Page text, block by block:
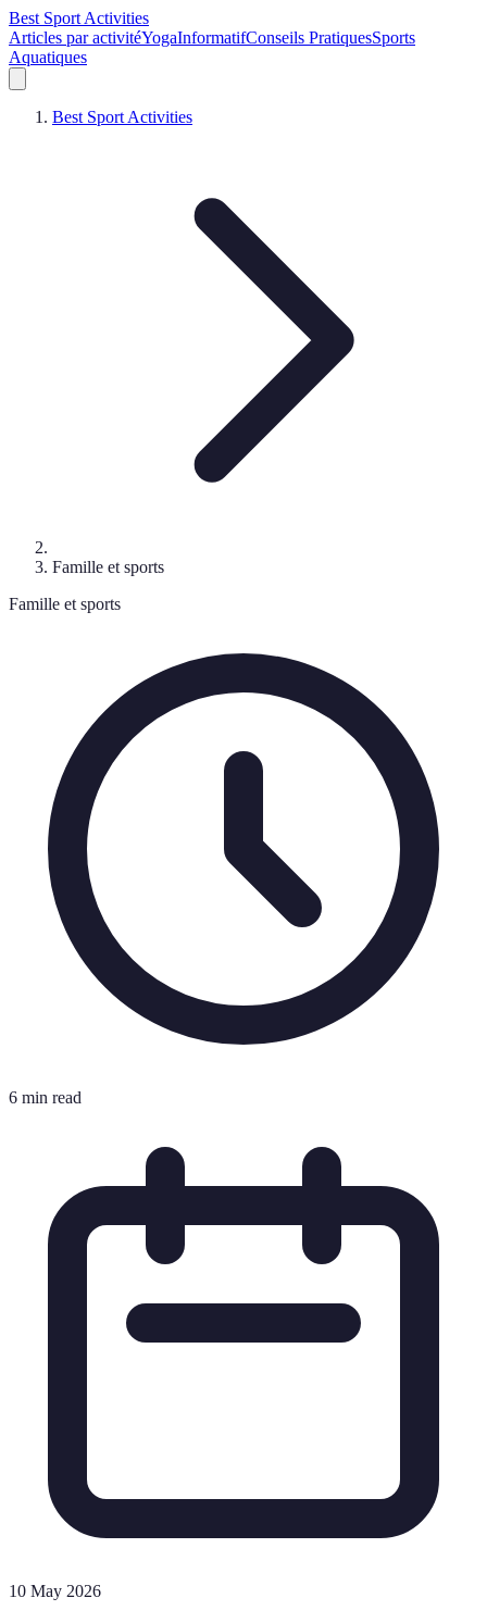
Best Sport Activities
Articles par activitéYogaInformatifConseils PratiquesSports
Aquatiques
Best Sport Activities
Famille et sports
Famille et sports
6 min read
10 May 2026